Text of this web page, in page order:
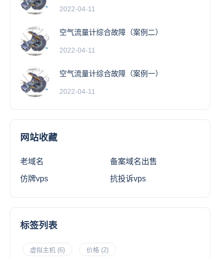
2022-04-11
空气流量计综合故障（案例二）
2022-04-11
空气流量计综合故障（案例一）
2022-04-11
网站收藏
老域名 备案域名出售
仿牌vps 抗投诉vps
标签列表
虚拟主机 (6) 价格 (2)